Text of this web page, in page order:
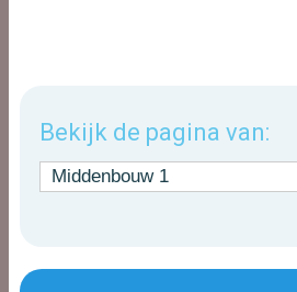
Bekijk de pagina van:
Middenbouw 1